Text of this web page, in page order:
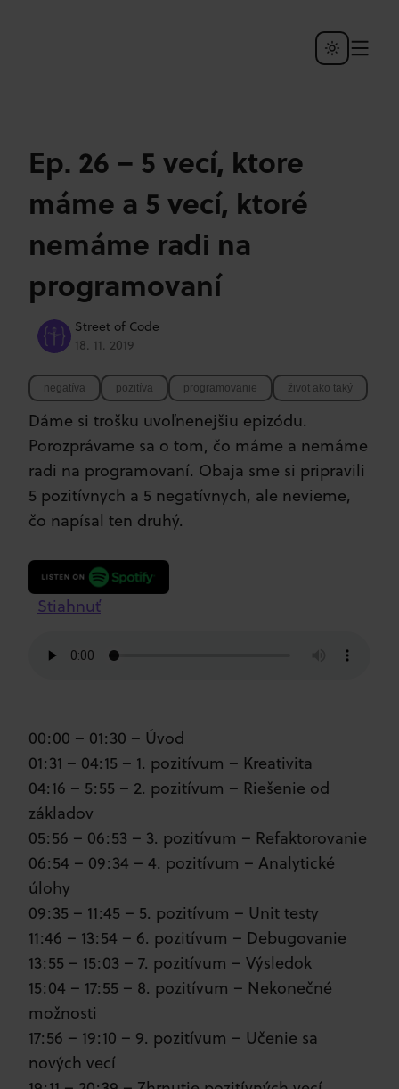
Ep. 26 – 5 vecí, ktore
máme a 5 vecí, ktoré
nemáme radi na
programovaní
Street of Code
18. 11. 2019
negatíva pozitíva programovanie život ako taký
Dáme si trošku uvoľnenejšiu epizódu.
Porozprávame sa o tom, čo máme a nemáme
radi na programovaní. Obaja sme si pripravili
5 pozitívnych a 5 negatívnych, ale nevieme,
čo napísal ten druhý.
Stiahnuť
00:00 – 01:30 – Úvod
01:31 – 04:15 – 1. pozitívum – Kreativita
04:16 – 5:55 – 2. pozitívum – Riešenie od
základov
05:56 – 06:53 – 3. pozitívum – Refaktorovanie
06:54 – 09:34 – 4. pozitívum – Analytické
úlohy
09:35 – 11:45 – 5. pozitívum – Unit testy
11:46 – 13:54 – 6. pozitívum – Debugovanie
13:55 – 15:03 – 7. pozitívum – Výsledok
15:04 – 17:55 – 8. pozitívum – Nekonečné
možnosti
17:56 – 19:10 – 9. pozitívum – Učenie sa
nových vecí